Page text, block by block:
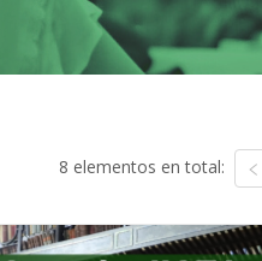
8 elementos en total: